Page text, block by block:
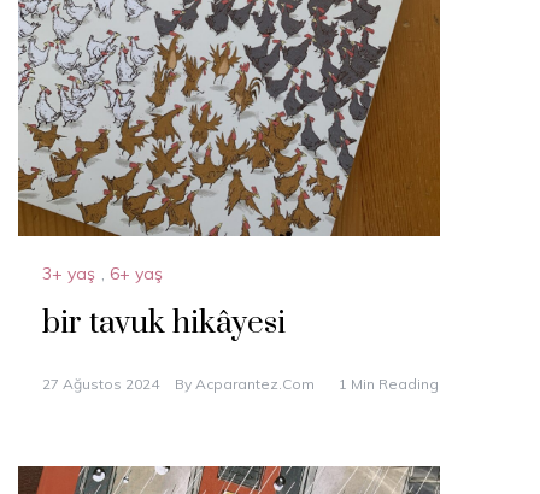
3+ yaş , 6+ yaş
bir tavuk hikâyesi
27 Ağustos 2024 By Acparantez.com 1 Min Reading